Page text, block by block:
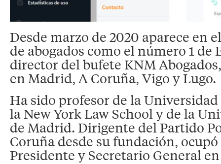
Desde marzo de 2020 aparece en
de abogados como el número 1 de
director del bufete KNM
en Madrid, A Coruña, Vigo y Lugo.
Ha sido profesor de la
la New York Law School y de la
de Madrid. Dirigente del Partido
Coruña desde su fundación, ocupó
Presidente y Secretario General